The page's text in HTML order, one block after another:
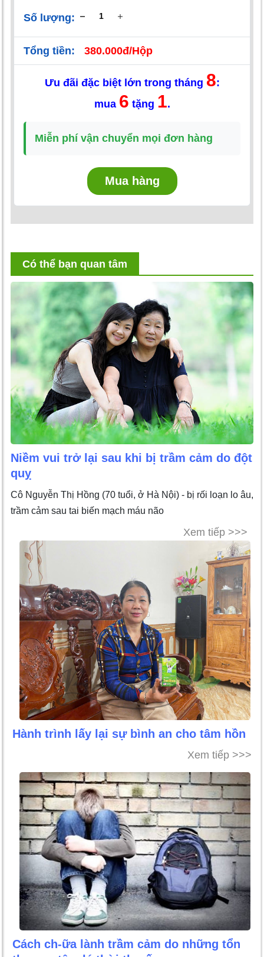
Số lượng:
Tổng tiền: 380.000đ/Hộp
Ưu đãi đặc biệt lớn trong tháng 8:
mua 6 tặng 1.
Miễn phí vận chuyển mọi đơn hàng
Mua hàng
Có thể bạn quan tâm
Niềm vui trở lại sau khi bị trầm cảm do đột
quỵ
Cô Nguyễn Thị Hồng (70 tuổi, ở Hà Nội) - bị rối loạn lo âu,
trầm cảm sau tai biến mạch máu não
Xem tiếp >>>
Hành trình lấy lại sự bình an cho tâm hồn
Xem tiếp >>>
Cách ch-ữa lành trầm cảm do những tổn